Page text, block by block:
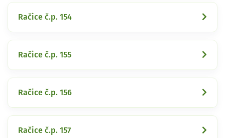
Račice č.p. 154
Račice č.p. 155
Račice č.p. 156
Račice č.p. 157